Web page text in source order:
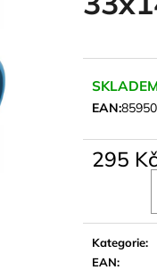
EAN:
295 Kč
Kategorie:
EAN:
JOMA SIERRA 25